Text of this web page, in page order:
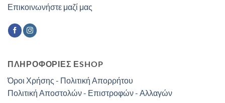
Επικοινωνήστε μαζί μας
ΠΛΗΡΟΦΟΡΙΕΣ ΕSHOP
Όροι Χρήσης - Πολιτική Απορρήτου
Πολιτική Αποστολών - Επιστροφών - Αλλαγών